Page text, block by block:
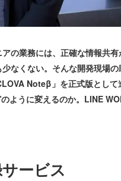
業務には、正確な情報共有
なくない。そんな開発現場の
Noteβ」を正式版として
ように変えるのか。LINE
ービス